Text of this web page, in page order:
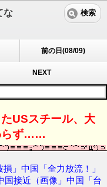
な
検索
前の日(08/09)
NEXT
USスチール、大
らず……
」中国「全力放流！」
国接近（画像」中国「台